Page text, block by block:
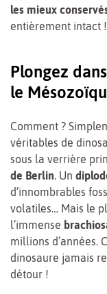
les mieux
entièrement intact !
Plongez
le
Comment ?
véritables de
sous la verrière
de Berlin. Un
d’innombrables
volatiles… Mais le
l’immense
millions d’années.
dinosaure jamais
détour !